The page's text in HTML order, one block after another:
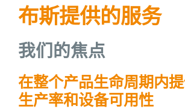
布斯提供的服务
我们的焦点
在整个产品生命周期内
生产率和设备可用性